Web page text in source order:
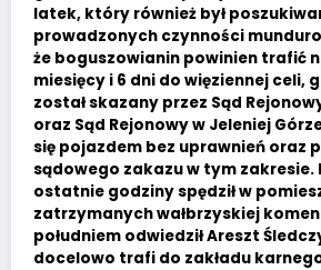
latek, który również był
prowadzonych czynności
że boguszowianin powinien trafić
miesięcy i 6 dni do więziennej celi,
został skazany przez Sąd
oraz Sąd Rejonowy w Jeleniej
się pojazdem bez uprawnień oraz
sądowego zakazu w tym zakresie.
ostatnie godziny spędził w
zatrzymanych wałbrzyskiej
południem odwiedził Areszt
docelowo trafi do zakładu